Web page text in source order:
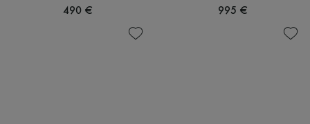
490 € 995 €